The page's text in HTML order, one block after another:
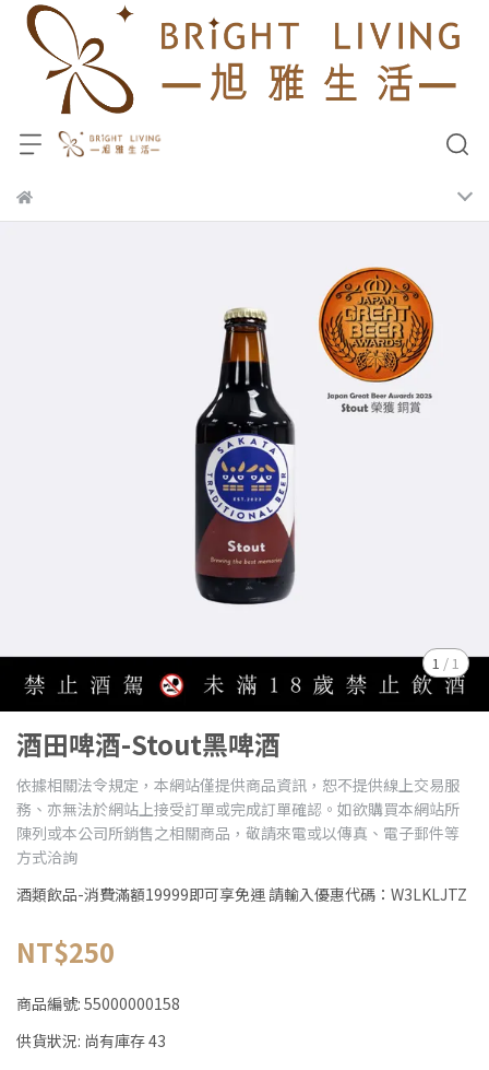
1 / 1
酒田啤酒-Stout黑啤酒
依據相關法令規定，本網站僅提供商品資訊，恕不提供線上交易服
務、亦無法於網站上接受訂單或完成訂單確認。如欲購買本網站所
陳列或本公司所銷售之相關商品，敬請來電或以傳真、電子郵件等
方式洽詢
酒類飲品-消費滿額19999即可享免運 請輸入優惠代碼：W3LKLJTZ
NT$250
商品編號: 55000000158
供貨狀況: 尚有庫存 43